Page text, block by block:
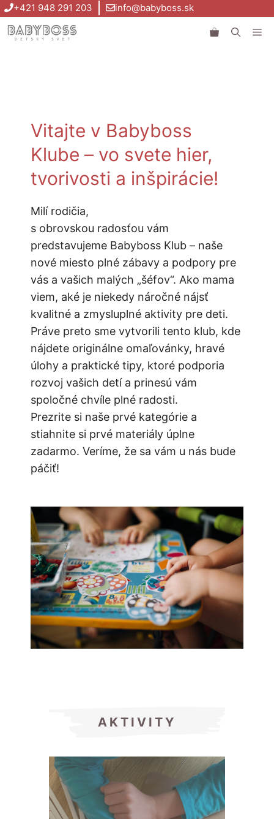
Preskočiť
na
obsah
+421 948 291 203 info@babyboss.sk
Vitajte v Babyboss
Klube – vo svete hier,
tvorivosti a inšpirácie!
Milí rodičia,
s obrovskou radosťou vám
predstavujeme Babyboss Klub – naše
nové miesto plné zábavy a podpory pre
vás a vašich malých „šéfov“. Ako mama
viem, aké je niekedy náročné nájsť
kvalitné a zmysluplné aktivity pre deti.
Práve preto sme vytvorili tento klub, kde
nájdete originálne omaľovánky, hravé
úlohy a praktické tipy, ktoré podporia
rozvoj vašich detí a prinesú vám
spoločné chvíle plné radosti.
Prezrite si naše prvé kategórie a
stiahnite si prvé materiály úplne
zadarmo. Veríme, že sa vám u nás bude
páčiť!
AKTIVITY